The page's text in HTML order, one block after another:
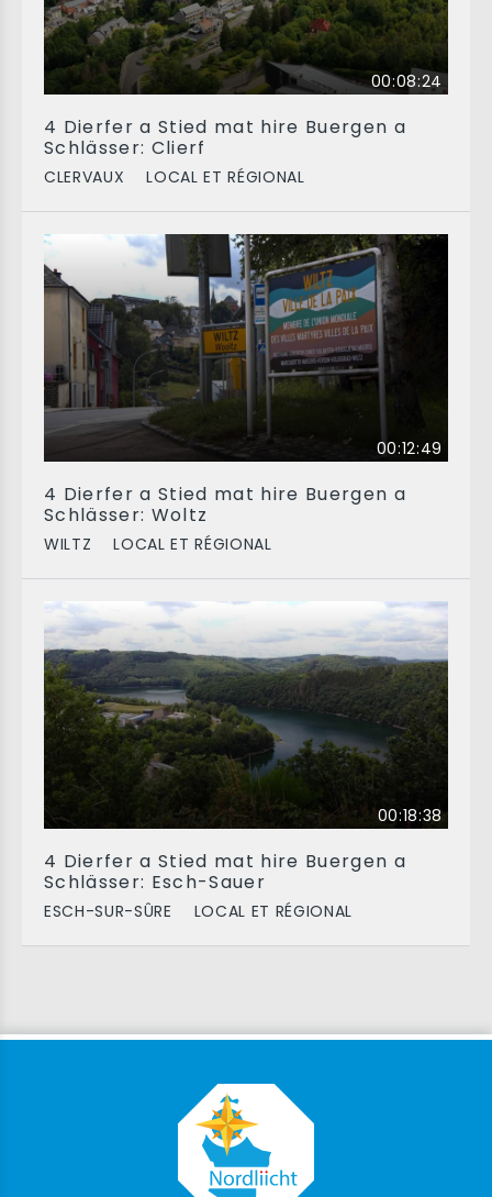
00:08:24
4 Dierfer a Stied mat hire Buergen a
Schlässer: Clierf
CLERVAUX LOCAL ET RÉGIONAL
00:12:49
4 Dierfer a Stied mat hire Buergen a
Schlässer: Woltz
WILTZ LOCAL ET RÉGIONAL
00:18:38
4 Dierfer a Stied mat hire Buergen a
Schlässer: Esch-Sauer
ESCH-SUR-SÛRE LOCAL ET RÉGIONAL